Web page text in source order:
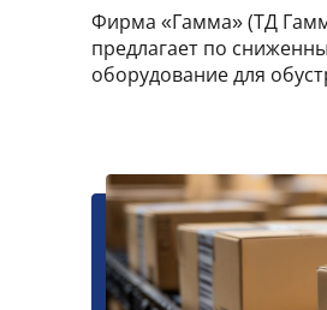
Фирма «Гамма» (ТД
предлагает по
оборудование для